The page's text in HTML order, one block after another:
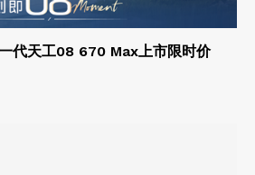
代天工08 670 Max上市限时价